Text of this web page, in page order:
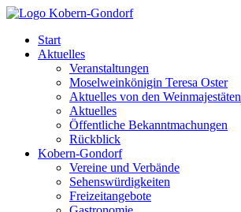
Start
Aktuelles
Veranstaltungen
Moselweinkönigin Teresa Oster
Aktuelles von den Weinmajestäten
Aktuelles
Öffentliche Bekanntmachungen
Rückblick
Kobern-Gondorf
Vereine und Verbände
Sehenswürdigkeiten
Freizeitangebote